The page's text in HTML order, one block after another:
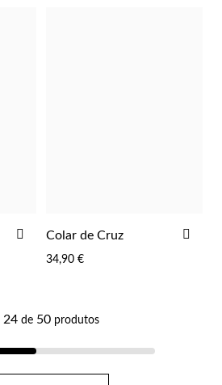
ADICIONAR
FAVORITOS
Colar de Cruz
34,90 €
24de 50produtos